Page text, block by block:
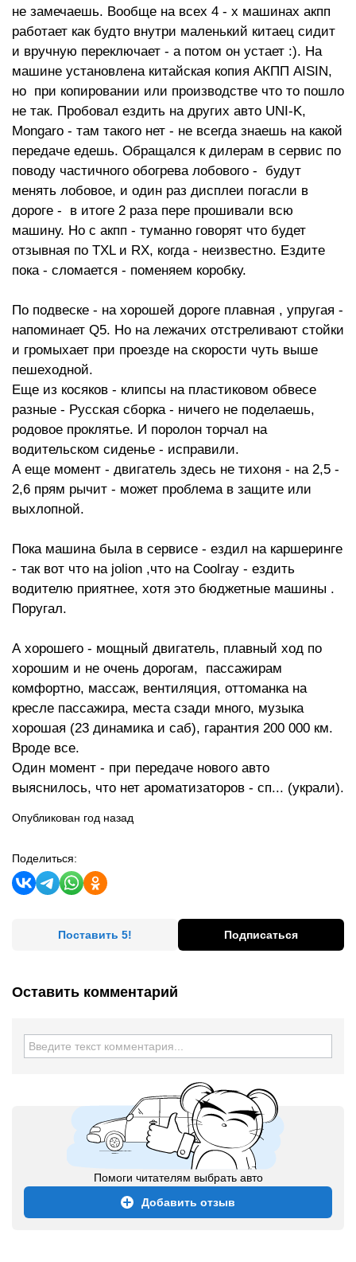
не замечаешь. Вообще на всех 4 - х машинах акпп
работает как будто внутри маленький китаец сидит
и вручную переключает - а потом он устает :). На
машине установлена китайская копия АКПП AISIN,
но при копировании или производстве что то пошло
не так. Пробовал ездить на других авто UNI-K,
Mongaro - там такого нет - не всегда знаешь на какой
передаче едешь. Обращался к дилерам в сервис по
поводу частичного обогрева лобового - будут
менять лобовое, и один раз дисплеи погасли в
дороге - в итоге 2 раза пере прошивали всю
машину. Но с акпп - туманно говорят что будет
отзывная по TXL и RX, когда - неизвестно. Ездите
пока - сломается - поменяем коробку.
По подвеске - на хорошей дороге плавная , упругая -
напоминает Q5. Но на лежачих отстреливают стойки
и громыхает при проезде на скорости чуть выше
пешеходной.
Еще из косяков - клипсы на пластиковом обвесе
разные - Русская сборка - ничего не поделаешь,
родовое проклятье. И поролон торчал на
водительском сиденье - исправили.
А еще момент - двигатель здесь не тихоня - на 2,5 -
2,6 прям рычит - может проблема в защите или
выхлопной.
Пока машина была в сервисе - ездил на каршеринге
- так вот что на jolion ,что на Coolray - ездить
водителю приятнее, хотя это бюджетные машины .
Поругал.
А хорошего - мощный двигатель, плавный ход по
хорошим и не очень дорогам, пассажирам
комфортно, массаж, вентиляция, оттоманка на
кресле пассажира, места сзади много, музыка
хорошая (23 динамика и саб), гарантия 200 000 км.
Вроде все.
Один момент - при передаче нового авто
выяснилось, что нет ароматизаторов - сп... (украли).
Опубликован год назад
Поделиться:
Поставить 5! Подписаться
Оставить комментарий
Помоги читателям выбрать авто
Добавить отзыв